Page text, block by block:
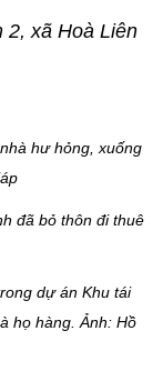
2, xã Hoà Liên
hư hỏng, xuống
đã bỏ thôn đi thuê
dự án Khu tái
họ hàng. Ảnh: Hồ